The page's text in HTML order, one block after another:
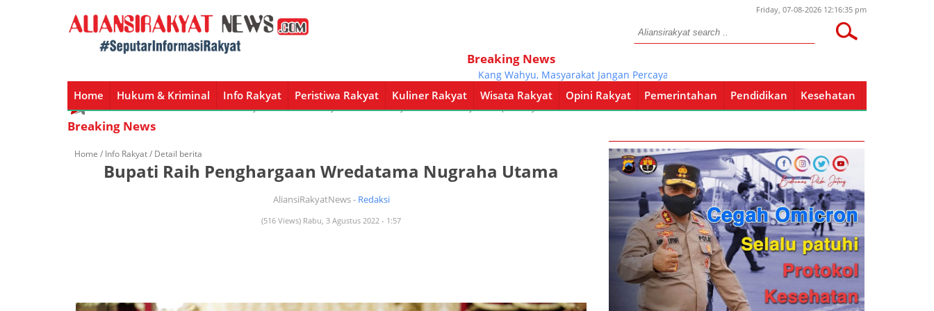
Friday, 07-08-2026 12:16:35 pm
Breaking News
Kang Wahyu, Masyarakat Jangan Percaya Calo Dalam Pengisian Perangkat
Home Hukum & Kriminal Info Rakyat Peristiwa Rakyat Kuliner Rakyat Wisata Rakyat Opini Rakyat Pemerintahan Pendidikan Kesehatan
Home Hukum & Kriminal Info Rakyat Peristiwa Rakyat Kuliner Rakyat Wisata Rakyat Opini Rakyat Pemerintahan Pendidikan Kesehatan
Breaking News
Home / Info Rakyat/ Detail berita
Bupati Raih Penghargaan Wredatama Nugraha Utama
AliansiRakyatNews - Redaksi
(516 Views) Rabu, 3 Agustus 2022 - 1:57